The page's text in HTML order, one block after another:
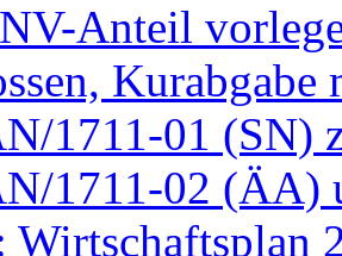
Anteil
1711-01 (SN)
1711-02 (ÄA)
Wirtschaftsplan